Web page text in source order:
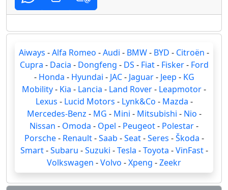
Aiways -Alfa Romeo -Audi - BMW- BYD - Citroën -
Cupra - Dacia - Dongfeng - DS - Fiat- Fisker- Ford
- Honda - Hyundai - JAC- Jaguar- Jeep - KG
Mobility- Kia - Lancia - Land Rover- Leapmotor-
Lexus - Lucid Motors - Lynk&Co - Mazda -
Mercedes-Benz - MG - Mini - Mitsubishi - Nio -
Nissan - Omoda - Opel - Peugeot- Polestar-
Porsche- Renault-Saab -Seat-Seres -Škoda -
Smart-Subaru -Suzuki -Tesla -Toyota -VinFast-
Volkswagen -Volvo -Xpeng -Zeekr